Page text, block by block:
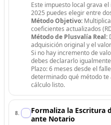
Este impuesto local grava
2025 puedes elegir entre
Método Objetivo:
coeficientes actualizados
Método de Plusvalía Real:
adquisición original y el
Si no hay incremento de
debes declararlo
Plazo: 6 meses desde el
determinado qué método
cálculo listo.
8.
Formaliza la Escritura
ante Notario